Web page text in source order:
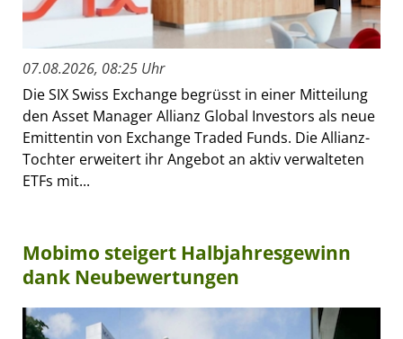
07.08.2026, 08:25 Uhr
Die SIX Swiss Exchange begrüsst in einer Mitteilung
den Asset Manager Allianz Global Investors als neue
Emittentin von Exchange Traded Funds. Die Allianz-
Tochter erweitert ihr Angebot an aktiv verwalteten
ETFs mit...
Mobimo steigert Halbjahresgewinn
dank Neubewertungen